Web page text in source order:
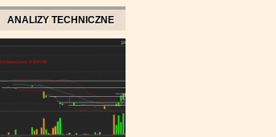
ANALIZY TECHNICZNE